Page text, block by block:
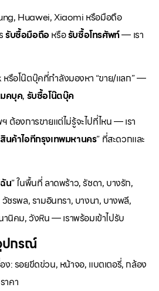
Huawei, Xiaomi หรือมือถือ
รับซื้อมือถือหรือรับซื้อโทรศัพท์— เรา
รือโน๊ตบุ๊คที่กำลังมองหา “ขาย/แลก” —
คบุค, รับซื้อโน๊ตบุ๊ค
ต้องการขายแต่ไม่รู้จะไปที่ไหน — เรา
นค้าไอทีกรุงเทพมหานคร” ที่สะดวกและ
น” ในพื้นที่ ลาดพร้าว, รัชดา, บางรัก,
ชรพล, รามอินทรา, บางนา, บางพลี,
นิคม, วังหิน — เราพร้อมเข้าไปรับ
ปกรณ์
ง: รอยขีดข่วน, หน้าจอ, แบตเตอรี่, กล้อง
คา